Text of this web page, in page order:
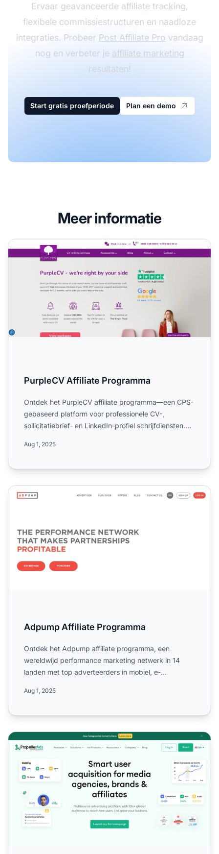
Ervaar geavanceerde affiliate tracking,
flexibele commissiestructuren en naadloze
integraties. Probeer Post Affiliate Pro vandaag
nog en verbeter je affiliate marketing
resultaten!
Start gratis proefperiode Plan een demo
Meer informatie
PurpleCV Affiliate Programma
PurpleCV Affiliate Programma
Ontdek het PurpleCV affiliate programma—een CPS-
gebaseerd platform voor professionele CV-,
sollicitatiebrief- en LinkedIn-profiel schrijfdiensten.
Aug 1, 2025
Adpump Affiliate Programma
Adpump Affiliate Programma
Ontdek het Adpump affiliate programma, een
wereldwijd performance marketing netwerk in 14
landen met top adverteerders in mobiel, e-
Aug 1, 2025
PropellerAds Affiliate Program